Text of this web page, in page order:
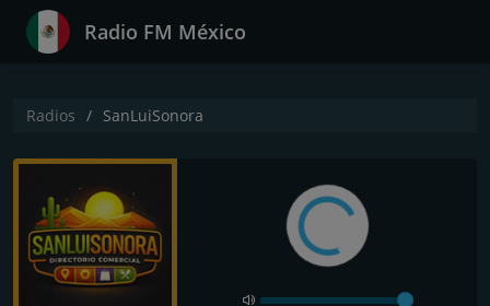
Radio FM México
Radios SanLuiSonora